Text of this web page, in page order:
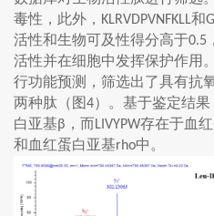
毒性，此外， KLRVDPVNFKLL和
活性和生物可及性得分高于0.5
活性并在细胞中发挥保护作用
行功能预测，筛选出了具有抗
两种肽（图4）。基于鉴定结果
白亚基β ，而LIVYPW存在于血
和血红蛋白亚基rho中。